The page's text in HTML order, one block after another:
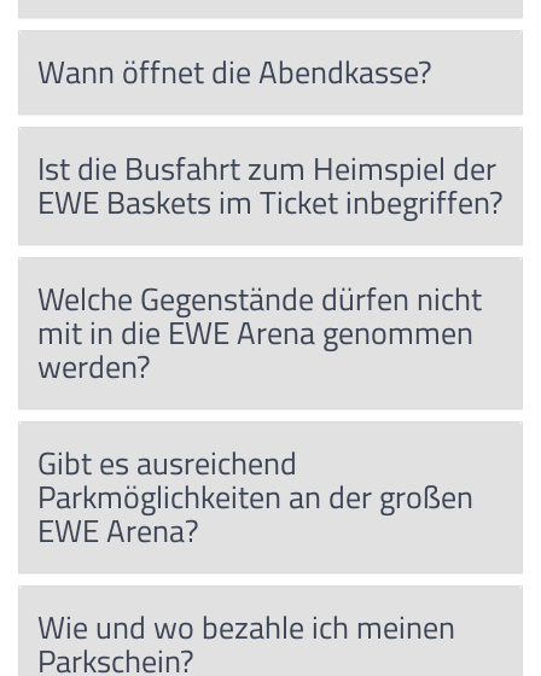
Wann öffnet die Abendkasse?
Ist die Busfahrt zum Heimspiel der
EWE Baskets im Ticket inbegriffen?
Welche Gegenstände dürfen nicht
mit in die EWE Arena genommen
werden?
Gibt es ausreichend
Parkmöglichkeiten an der großen
EWE Arena?
Wie und wo bezahle ich meinen
Parkschein?